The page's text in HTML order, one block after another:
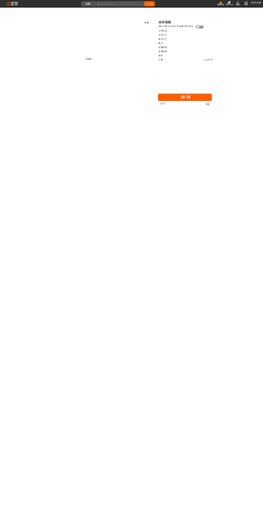
藝墅 全部 搜索 收藏本站 创作中心 收藏 充值
登录 |注册
加载中...
收藏 高清贴图
ID: 1973152871989391362 复制
上传时间
文件大小
图片尺寸
格式
品牌贴图
无缝贴图
授权
价格 0.00艺币
立即下载
分享 举报